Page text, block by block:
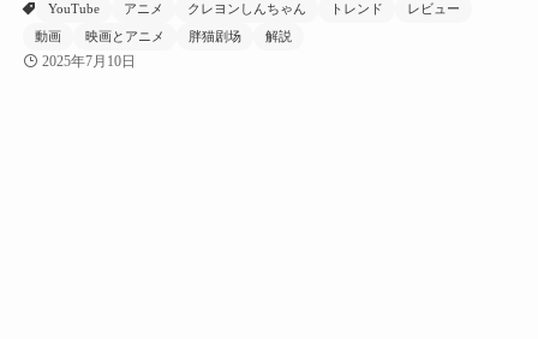
YouTube アニメ クレヨンしんちゃん トレンド
レビュー
動画
映画とアニメ 胖猫剧场 解説
2025年7月10日